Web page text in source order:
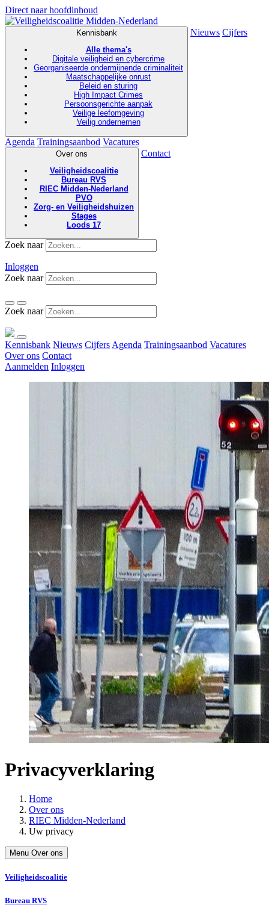
Direct naar hoofdinhoud
Kennisbank
Alle thema's
Digitale veiligheid en cybercrime
Georganiseerde ondermijnende criminaliteit
Maatschappelijke onrust
Beleid en sturing
High Impact Crimes
Persoonsgerichte aanpak
Veilige leefomgeving
Veilig ondernemen
Nieuws Cijfers
Agenda Trainingsaanbod Vacatures
Over ons
Veiligheidscoalitie
Bureau RVS
RIEC Midden-Nederland
PVO
Zorg- en Veiligheidshuizen
Stages
Loods 17
Contact
Zoek naar
Inloggen
Zoek naar
Zoek naar
Kennisbank Nieuws Cijfers Agenda Trainingsaanbod Vacatures
Over ons Contact
Aanmelden Inloggen
Privacyverklaring
Home
Over ons
RIEC Midden-Nederland
Uw privacy
Menu Over ons
Veiligheidscoalitie
Bureau RVS